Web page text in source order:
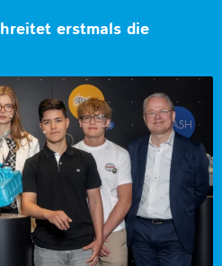
erstmals die